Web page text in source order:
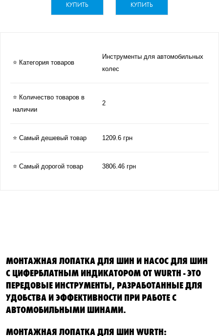
КУПИТЬ КУПИТЬ
⭐ Категория товаров
Инструменты для автомобильных
колес
⭐ Количество товаров в
наличии
2
⭐ Самый дешевый товар 1209.6 грн
⭐ Самый дорогой товар 3806.46 грн
МОНТАЖНАЯ ЛОПАТКА ДЛЯ ШИН И НАСОС ДЛЯ ШИН
С ЦИФЕРБЛАТНЫМ ИНДИКАТОРОМ ОТ WURTH - ЭТО
ПЕРЕДОВЫЕ ИНСТРУМЕНТЫ, РАЗРАБОТАННЫЕ ДЛЯ
УДОБСТВА И ЭФФЕКТИВНОСТИ ПРИ РАБОТЕ С
АВТОМОБИЛЬНЫМИ ШИНАМИ.
МОНТАЖНАЯ ЛОПАТКА ДЛЯ ШИН WURTH: